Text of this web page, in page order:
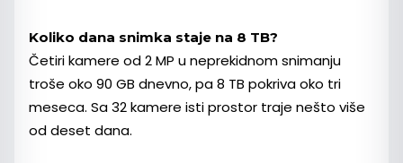
Koliko dana snimka staje na 8 TB?
Četiri kamere od 2 MP u neprekidnom snimanju
troše oko 90 GB dnevno, pa 8 TB pokriva oko tri
meseca. Sa 32 kamere isti prostor traje nešto više
od deset dana.